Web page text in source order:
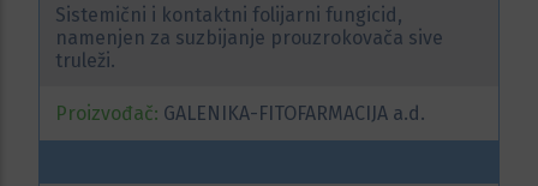
Sistemični i kontaktni folijarni fungicid,
namenjen za suzbijanje prouzrokovača sive
truleži.
Proizvođač: GALENIKA-FITOFARMACIJA a.d.